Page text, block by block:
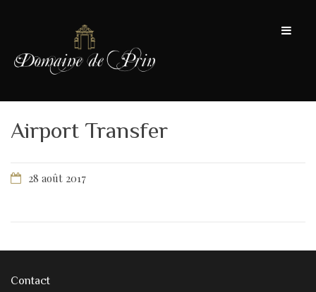
Airport Transfer
28 août 2017
Contact